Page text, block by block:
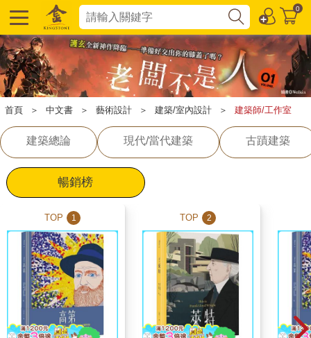
0
首頁 ＞ 中文書 ＞ 藝術設計 ＞ 建築/室內設計 ＞ 建築師/工作室
建築總論 現代/當代建築 古蹟建築
暢銷榜
TOP 1 TOP 2